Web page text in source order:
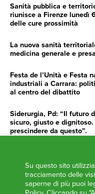
Sanità pubblica e
riunisce a Firenze lunedì
delle cure prossimità
La nuova sanità
medicina generale e
Festa de l’Unità e Festa
industriali a Carrara:
al centro del dibattito
Siderurgia, Pd: “Il futuro
sicuro, giusto e
prescindere da questo”.
impegno e
AGENDA
Su questo sito
tracciamento delle
saperne di più puoi